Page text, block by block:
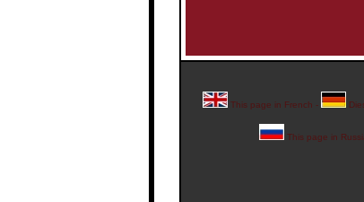
This page in French -
This page in